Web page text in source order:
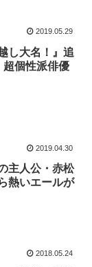
2019.05.29
し大名！』追
超個性派俳優
2019.04.30
主人公・赤松
熱いエールが
2018.05.24